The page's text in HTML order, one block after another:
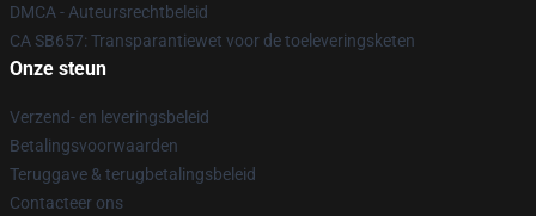
DMCA - Auteursrechtbeleid
CA SB657: Transparantiewet voor de toeleveringsketen
Onze steun
Verzend- en leveringsbeleid
Betalingsvoorwaarden
Teruggave & terugbetalingsbeleid
Contacteer ons